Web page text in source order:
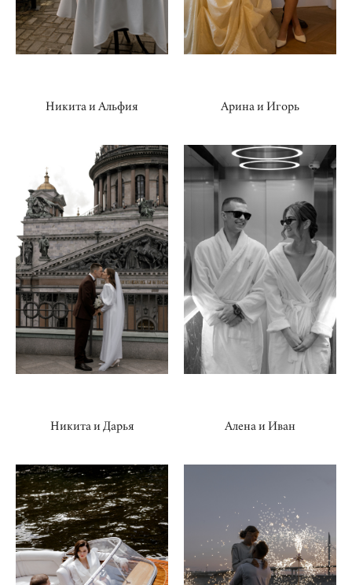
Никита и Альфия Арина и Игорь
Никита и Дарья Алена и Иван